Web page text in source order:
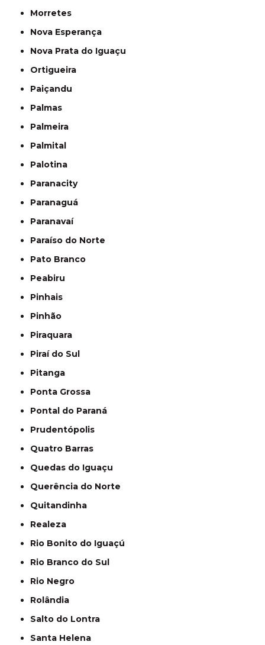
Morretes
Nova Esperança
Nova Prata do Iguaçu
Ortigueira
Paiçandu
Palmas
Palmeira
Palmital
Palotina
Paranacity
Paranaguá
Paranavaí
Paraíso do Norte
Pato Branco
Peabiru
Pinhais
Pinhão
Piraquara
Piraí do Sul
Pitanga
Ponta Grossa
Pontal do Paraná
Prudentópolis
Quatro Barras
Quedas do Iguaçu
Querência do Norte
Quitandinha
Realeza
Rio Bonito do Iguaçú
Rio Branco do Sul
Rio Negro
Rolândia
Salto do Lontra
Santa Helena